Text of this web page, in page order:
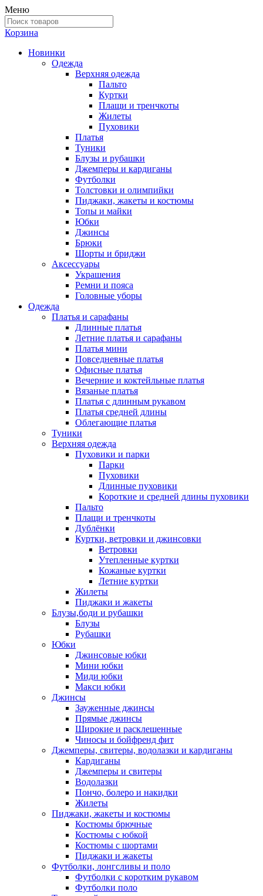
Меню
Корзина
Новинки
Одежда
Верхняя одежда
Пальто
Куртки
Плащи и тренчкоты
Жилеты
Пуховики
Платья
Туники
Блузы и рубашки
Джемперы и кардиганы
Футболки
Толстовки и олимпийки
Пиджаки, жакеты и костюмы
Топы и майки
Юбки
Джинсы
Брюки
Шорты и бриджи
Аксессуары
Украшения
Ремни и пояса
Головные уборы
Одежда
Платья и сарафаны
Длинные платья
Летние платья и сарафаны
Платья мини
Повседневные платья
Офисные платья
Вечерние и коктейльные платья
Вязаные платья
Платья с длинным рукавом
Платья средней длины
Облегающие платья
Туники
Верхняя одежда
Пуховики и парки
Парки
Пуховики
Длинные пуховики
Короткие и средней длины пуховики
Пальто
Плащи и тренчкоты
Дублёнки
Куртки, ветровки и джинсовки
Ветровки
Утепленные куртки
Кожаные куртки
Летние куртки
Жилеты
Пиджаки и жакеты
Блузы,боди и рубашки
Блузы
Рубашки
Юбки
Джинсовые юбки
Мини юбки
Миди юбки
Макси юбки
Джинсы
Зауженные джинсы
Прямые джинсы
Широкие и расклешенные
Чиносы и бойфренд фит
Джемперы, свитеры, водолазки и кардиганы
Кардиганы
Джемперы и свитеры
Водолазки
Пончо, болеро и накидки
Жилеты
Пиджаки, жакеты и костюмы
Костюмы брючные
Костюмы с юбкой
Костюмы с шортами
Пиджаки и жакеты
Футболки, лонгсливы и поло
Футболки с коротким рукавом
Футболки поло